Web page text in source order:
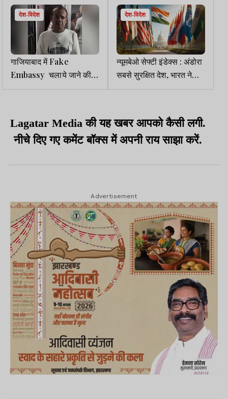
देश-विदेश
गाजियाबाद में Fake
Embassy चलाये जाने की
खबर, यूपी एसटीएफ ने छापा
देश-विदेश
न्यूमबेओ सेफ्टी इंडेक्स : अंडोरा
सबसे सुरक्षित देश, भारत ने
US-UK को पछाड़ा, चीन-
Lagatar Mediaकी यह खबर आपको कैसी लगी.
नीचे दिए गए कमेंट बॉक्स में अपनी राय साझा करें.
Advertisement